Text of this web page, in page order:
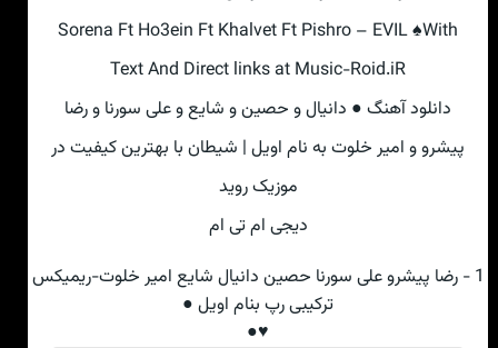
Sorena Ft Ho3ein Ft Khalvet Ft Pishro – EVIL ♠With
Text And Direct links at Music-Roid.iR
دانلود آهنگ ● دانیال و حصین و شایع و علی سورنا و رضا
پیشرو و امیر خلوت به نام اویل | شیطان با بهترین کیفیت در
موزیک روید
دیجی ام تی ام
1 - رضا پیشرو علی سورنا حصین دانیال شایع امیر خلوت-ریمیکس
ترکیبی رپ بنام اویل ●
♥●